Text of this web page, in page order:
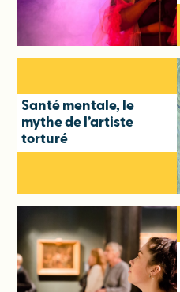
Santé mentale, le
mythe de l’artiste
torturé